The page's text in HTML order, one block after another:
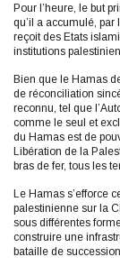
Pour l’heure, le but
qu’il a accumulé, par
reçoit des Etats
institutions
Bien que le Hamas
de réconciliation
reconnu, tel que
comme le seul et
du Hamas est de
Libération de la
bras de fer, tous les
Le Hamas s’efforce
palestinienne sur la
sous différentes
construire une
bataille de